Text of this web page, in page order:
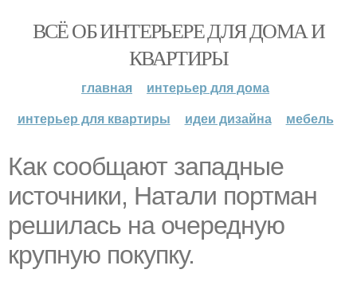
ВСЁ ОБ ИНТЕРЬЕРЕ ДЛЯ ДОМА И
КВАРТИРЫ
главная
интерьер для дома
интерьер для квартиры
идеи дизайна мебель
Как сообщают западные
источники, Натали портман
решилась на очередную
крупную покупку.